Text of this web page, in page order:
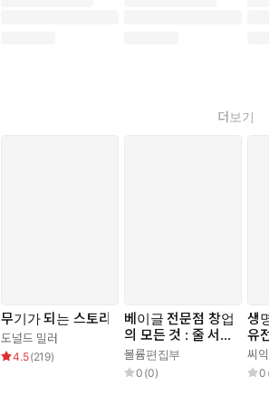
더보기
무기가 되는 스토리
도널드 밀러
4.5(219)
베이글 전문점 창업
의 모든 것 : 줄 서는
베이글집을 만드는
창업 성공 전략
볼륨편집부
0 (0)
생
유
학,
테
씨
0